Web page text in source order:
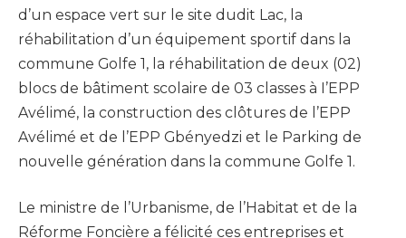
d’un espace vert sur le site dudit Lac, la
réhabilitation d’un équipement sportif dans la
commune Golfe 1, la réhabilitation de deux (02)
blocs de bâtiment scolaire de 03 classes à I’EPP
Avélimé, la construction des clôtures de l’EPP
Avélimé et de l’EPP Gbényedzi et le Parking de
nouvelle génération dans la commune Golfe 1.
Le ministre de l’Urbanisme, de l’Habitat et de la
Réforme Foncière a félicité ces entreprises et